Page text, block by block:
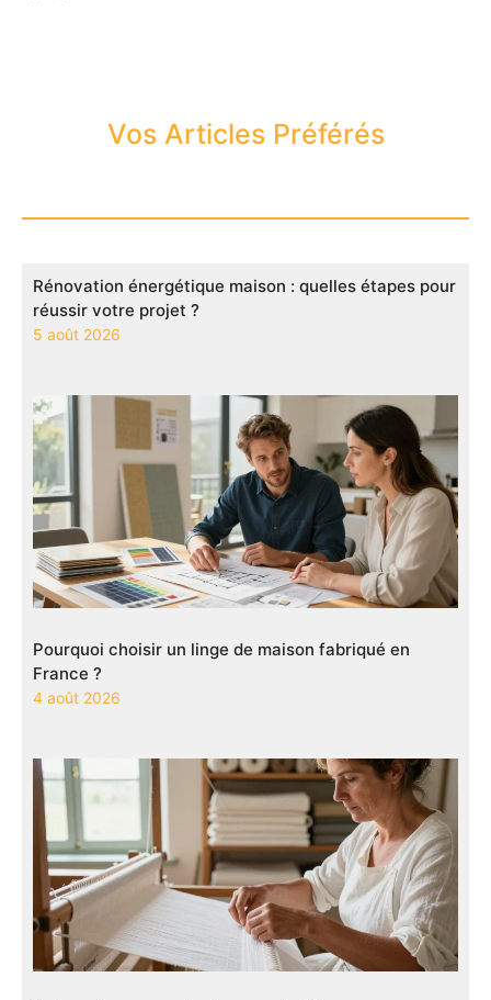
Vos Articles Préférés
Rénovation énergétique maison : quelles étapes pour
réussir votre projet ?
5 août 2026
Pourquoi choisir un linge de maison fabriqué en
France ?
4 août 2026